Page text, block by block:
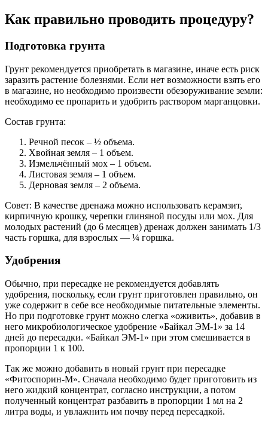
Как правильно проводить процедуру?
Подготовка грунта
Грунт рекомендуется приобретать в магазине, иначе есть риск
заразить растение болезнями. Если нет возможности взять его
в магазине, но необходимо произвести обезоруживание земли:
необходимо ее пропарить и удобрить раствором марганцовки.
Состав грунта:
Речной песок – ½ объема.
Хвойная земля – 1 объем.
Измельчённый мох – 1 объем.
Листовая земля – 1 объем.
Дерновая земля – 2 объема.
Совет: В качестве дренажа можно использовать керамзит,
кирпичную крошку, черепки глиняной посуды или мох. Для
молодых растений (до 6 месяцев) дренаж должен занимать 1/3
часть горшка, для взрослых — ¼ горшка.
Удобрения
Обычно, при пересадке не рекомендуется добавлять
удобрения, поскольку, если грунт приготовлен правильно, он
уже содержит в себе все необходимые питательные элементы.
Но при подготовке грунт можно слегка «оживить», добавив в
него микробиологическое удобрение «Байкал ЭМ-1» за 14
дней до пересадки. «Байкал ЭМ-1» при этом смешивается в
пропорции 1 к 100.
Так же можно добавить в новый грунт при пересадке
«Фитоспорин-М». Сначала необходимо будет приготовить из
него жидкий концентрат, согласно инструкции, а потом
полученный концентрат разбавить в пропорции 1 мл на 2
литра воды, и увлажнить им почву перед пересадкой.